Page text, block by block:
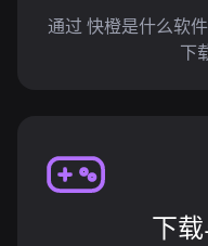
通过 快橙是什么软
下
下